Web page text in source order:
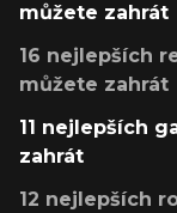
můžete zahrát
16 nejlepších
můžete zahrát
11 nejlepších
zahrát
12 nejlepších